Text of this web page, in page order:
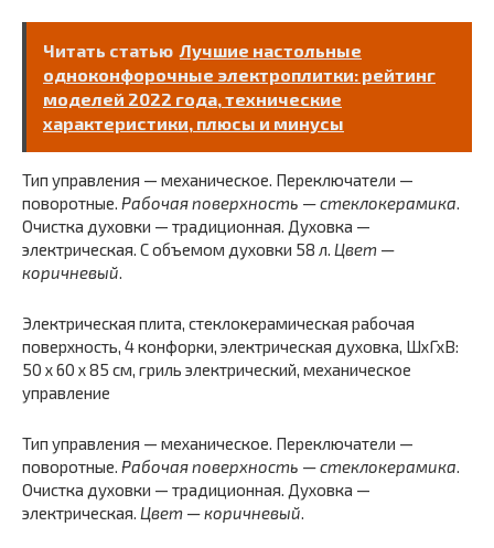
Читать статью Лучшие настольные
одноконфорочные электроплитки: рейтинг
моделей 2022 года, технические
характеристики, плюсы и минусы
Тип управления — механическое. Переключатели —
поворотные. Рабочая поверхность — стеклокерамика.
Очистка духовки — традиционная. Духовка —
электрическая. С объемом духовки 58 л. Цвет —
коричневый.
Электрическая плита, стеклокерамическая рабочая
поверхность, 4 конфорки, электрическая духовка, ШхГхВ:
50 x 60 x 85 см, гриль электрический, механическое
управление
Тип управления — механическое. Переключатели —
поворотные. Рабочая поверхность — стеклокерамика.
Очистка духовки — традиционная. Духовка —
электрическая. Цвет — коричневый.